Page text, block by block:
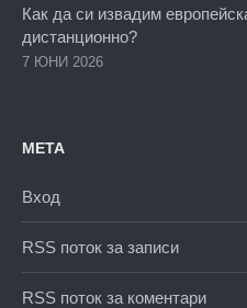
Как да си извадим
дистанционно?
7 ЮНИ 2026
МЕТА
Вход
RSS поток за записи
RSS поток за коментари